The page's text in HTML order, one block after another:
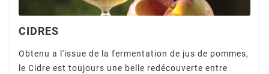
CIDRES
Obtenu a l'issue de la fermentation de jus de pommes,
le Cidre est toujours une belle redécouverte entre